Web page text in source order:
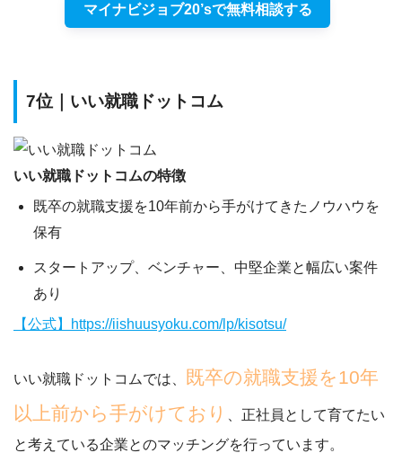
マイナビジョブ20’sで無料相談する
7位｜いい就職ドットコム
いい就職ドットコムの特徴
既卒の就職支援を10年前から手がけてきたノウハウを
保有
スタートアップ、ベンチャー、中堅企業と幅広い案件
あり
【公式】https://iishuusyoku.com/lp/kisotsu/
いい就職ドットコムでは、 既卒の就職支援を10年
以上前から手がけており
、正社員として育てたい
と考えている企業とのマッチングを行っています。